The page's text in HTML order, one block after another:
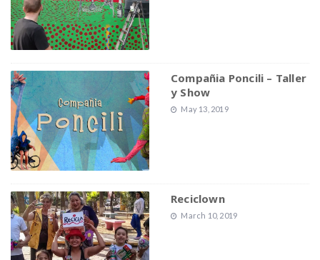
Compañia Poncili – Taller
y Show
May 13, 2019
Reciclown
March 10, 2019